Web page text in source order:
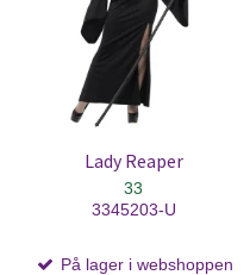
Lady Reaper
33
3345203-U
På lager i webshoppen